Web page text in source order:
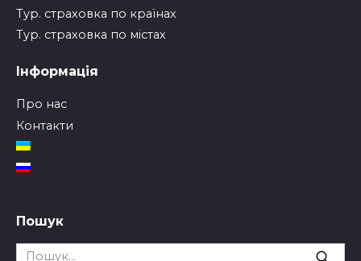
Тур. страховка по країнах
Тур. страховка по містах
Інформація
Про нас
Контакти
Пошук
Search